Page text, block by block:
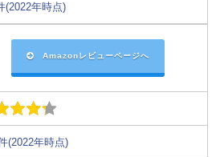
(2022年時点)
Amazonレビューページへ
(2022年時点)